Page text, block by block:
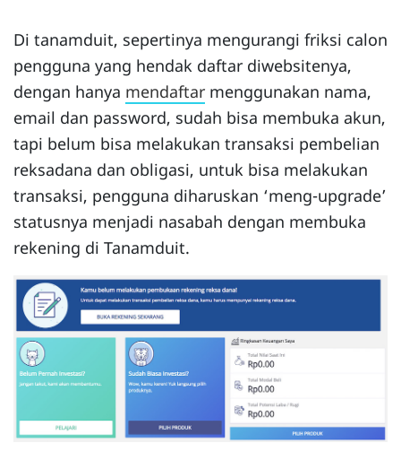
Di tanamduit, sepertinya mengurangi friksi calon
pengguna yang hendak daftar diwebsitenya,
dengan hanya mendaftar menggunakan nama,
email dan password, sudah bisa membuka akun,
tapi belum bisa melakukan transaksi pembelian
reksadana dan obligasi, untuk bisa melakukan
transaksi, pengguna diharuskan ‘meng-upgrade’
statusnya menjadi nasabah dengan membuka
rekening di Tanamduit.